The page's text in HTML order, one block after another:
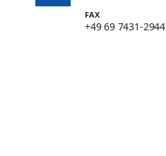
FAX
+49 69 7431-2944